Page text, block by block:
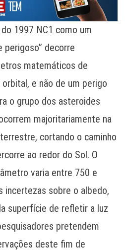
1997 NC1 como um
perigoso” decorre
matemáticos de
e não de um perigo
o grupo dos asteroides
majoritariamente na
cortando o caminho
ao redor do Sol. O
varia entre 750 e
incertezas sobre o albedo,
superfície de refletir a luz
pretendem
deste fim de